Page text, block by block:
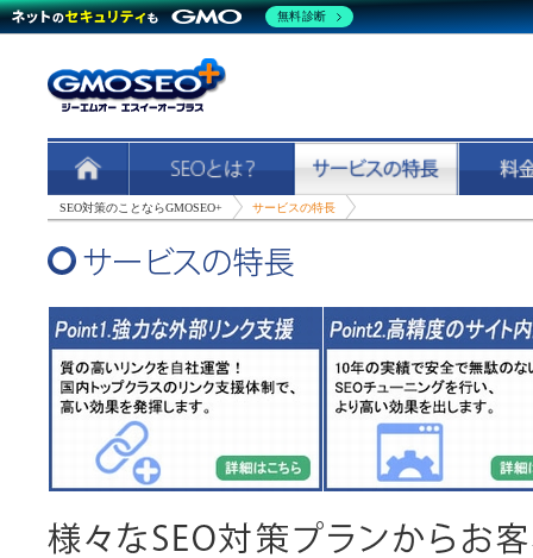
SEO対策のことならGMOSEO+ サービスの特長
無料診断